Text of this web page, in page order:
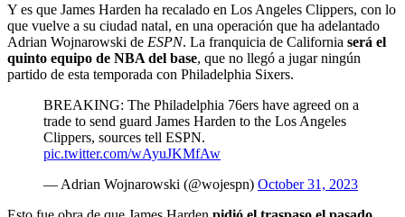
Y es que James Harden ha recalado en Los Angeles Clippers, con lo
que vuelve a su ciudad natal, en una operación que ha adelantado
Adrian Wojnarowski de ESPN. La franquicia de California será el
quinto equipo de NBA del base, que no llegó a jugar ningún
partido de esta temporada con Philadelphia Sixers.
BREAKING: The Philadelphia 76ers have agreed on a
trade to send guard James Harden to the Los Angeles
Clippers, sources tell ESPN.
pic.twitter.com/wAyuJKMfAw
— Adrian Wojnarowski (@wojespn) October 31, 2023